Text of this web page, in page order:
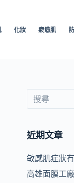
化妝 疲憊肌
近期文章
敏感肌症狀
高雄面膜工廠